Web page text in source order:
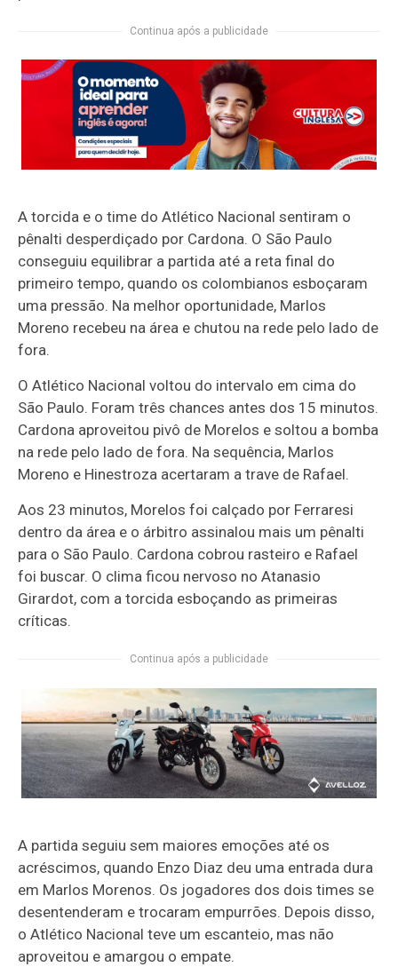
Continua após a publicidade
A torcida e o time do Atlético Nacional sentiram o
pênalti desperdiçado por Cardona. O São Paulo
conseguiu equilibrar a partida até a reta final do
primeiro tempo, quando os colombianos esboçaram
uma pressão. Na melhor oportunidade, Marlos
Moreno recebeu na área e chutou na rede pelo lado de
fora.
O Atlético Nacional voltou do intervalo em cima do
São Paulo. Foram três chances antes dos 15 minutos.
Cardona aproveitou pivô de Morelos e soltou a bomba
na rede pelo lado de fora. Na sequência, Marlos
Moreno e Hinestroza acertaram a trave de Rafael.
Aos 23 minutos, Morelos foi calçado por Ferraresi
dentro da área e o árbitro assinalou mais um pênalti
para o São Paulo. Cardona cobrou rasteiro e Rafael
foi buscar. O clima ficou nervoso no Atanasio
Girardot, com a torcida esboçando as primeiras
críticas.
Continua após a publicidade
A partida seguiu sem maiores emoções até os
acréscimos, quando Enzo Diaz deu uma entrada dura
em Marlos Morenos. Os jogadores dos dois times se
desentenderam e trocaram empurrões. Depois disso,
o Atlético Nacional teve um escanteio, mas não
aproveitou e amargou o empate.